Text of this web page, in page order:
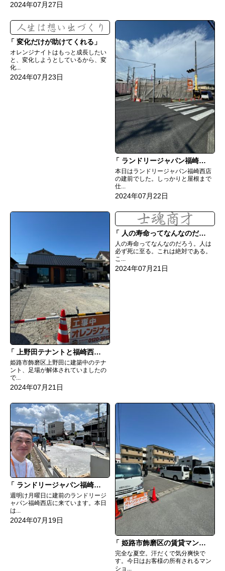
2024年07月27日
変化だけが助けてくれる
オレンジナイトはもっと成長したい
と、変化しようとしているから、変
化...
2024年07月23日
ランドリージャパン福崎西店上棟
本日はランドリージャパン福崎西店
の建前でした。しっかりと屋根まで
仕...
2024年07月22日
上野田テナントと福崎西店へ
姫路市飾磨区上野田に建築中のテナ
ント、足場が解体されていましたの
で...
2024年07月21日
人の寿命ってなんなのだろう
人の寿命ってなんなのだろう。人は
必ず死に至る。これは絶対である。
こ...
2024年07月21日
ランドリージャパン福崎西店土台敷き
週明け月曜日に建前のランドリージ
ャパン福崎西店に来ています。本日
は...
2024年07月19日
姫路市飾磨区の賃貸マンションリフォーム着工
完全な夏空。汗だくで気分爽快で
す。今日はお客様の所有されるマン
ショ...